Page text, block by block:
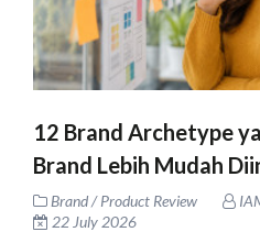
12 Brand Archetype
Brand Lebih Mudah
Brand / Product Review
22 July 2026